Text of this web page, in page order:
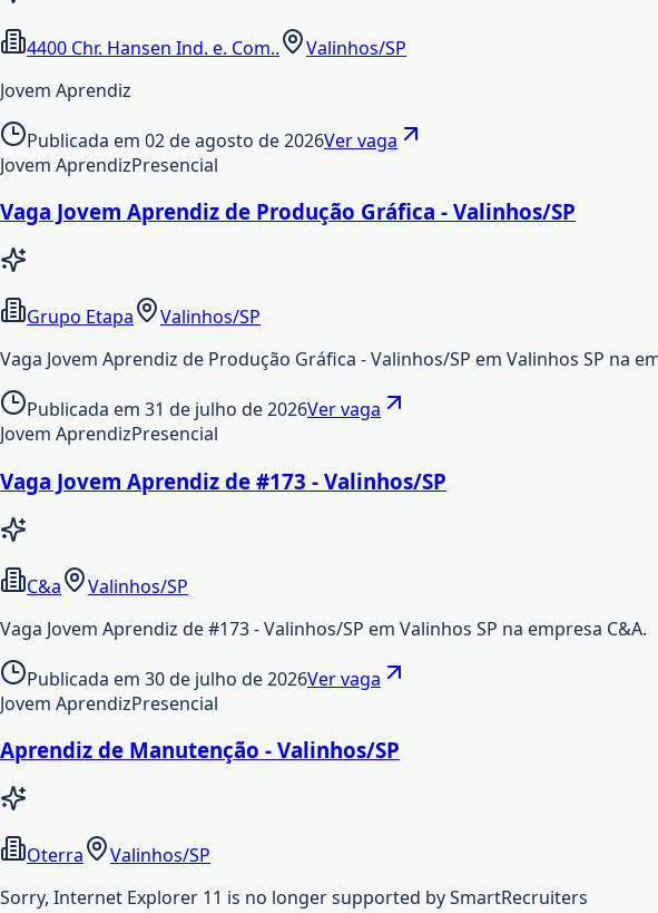
4400 Chr. Hansen Ind. e. Com..
Valinhos/SP
Jovem Aprendiz
Publicada em 02 de agosto de 2026Ver vaga
Jovem AprendizPresencial
Vaga Jovem Aprendiz de Produção Gráfica - Valinhos/SP
Grupo Etapa
Valinhos/SP
Vaga Jovem Aprendiz de Produção Gráfica - Valinhos/SP em Valinhos SP na
Publicada em 31 de julho de 2026Ver vaga
Jovem AprendizPresencial
Vaga Jovem Aprendiz de #173 - Valinhos/SP
C&a
Valinhos/SP
Vaga Jovem Aprendiz de #173 - Valinhos/SP em Valinhos SP na empresa C&A.
Publicada em 30 de julho de 2026Ver vaga
Jovem AprendizPresencial
Aprendiz de Manutenção - Valinhos/SP
Oterra
Valinhos/SP
Sorry, Internet Explorer 11 is no longer supported by SmartRecruiters